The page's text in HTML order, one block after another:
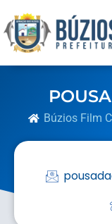
Búzios Film